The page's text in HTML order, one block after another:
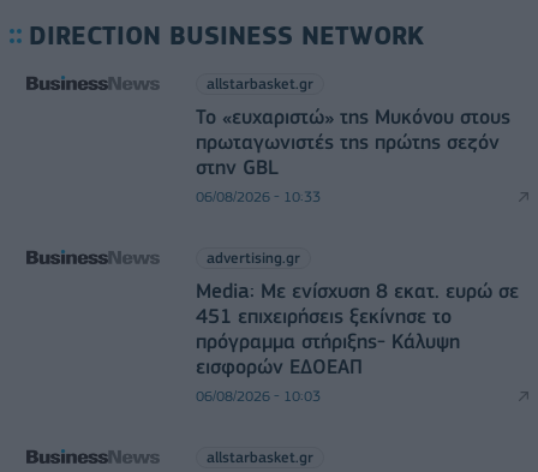
DIRECTION BUSINESS NETWORK
allstarbasket.gr
Το «ευχαριστώ» της Μυκόνου στους
πρωταγωνιστές της πρώτης σεζόν
στην GBL
06/08/2026 - 10:33
advertising.gr
Media: Με ενίσχυση 8 εκατ. ευρώ σε
451 επιχειρήσεις ξεκίνησε το
πρόγραμμα στήριξης- Κάλυψη
εισφορών ΕΔΟΕΑΠ
06/08/2026 - 10:03
allstarbasket.gr